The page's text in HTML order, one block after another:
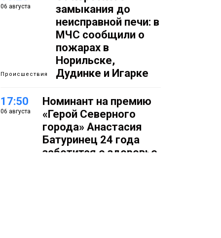
06 августа
Происшествия
замыкания до
неисправной печи: в
МЧС сообщили о
пожарах в
Норильске,
Дудинке и Игарке
17:50
06 августа
Номинант на премию
«Герой Северного
города» Анастасия
Батуринец 24 года
заботится о здоровье